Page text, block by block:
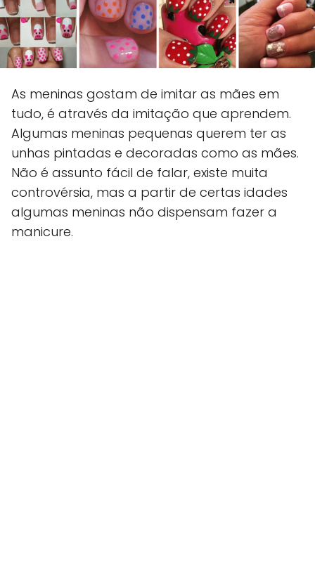
As meninas gostam de imitar as mães em
tudo, é através da imitação que aprendem.
Algumas meninas pequenas querem ter as
unhas pintadas e decoradas como as mães.
Não é assunto fácil de falar, existe muita
controvérsia, mas a partir de certas idades
algumas meninas não dispensam fazer a
manicure.